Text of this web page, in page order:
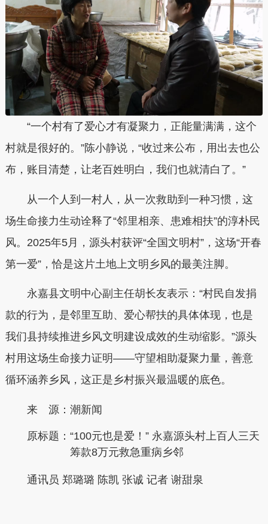
“一个村有了爱心才有凝聚力，正能量满满，这个
村就是很好的。”陈小静说，“收过来公布，用出去也公
布，账目清楚，让老百姓明白，我们也就清白了。”
从一个人到一村人，从一次救助到一种习惯，这
场生命接力生动诠释了“邻里相亲、患难相扶”的淳朴民
风。2025年5月，源头村获评“全国文明村”，这场“开春
第一爱”，恰是这片土地上文明乡风的最美注脚。
永嘉县文明中心副主任胡长友表示：“村民自发捐
款的行为，是邻里互助、爱心帮扶的具体体现，也是
我们县持续推进乡风文明建设成效的生动缩影。”源头
村用这场生命接力证明——守望相助凝聚力量，善意
循环涵养乡风，这正是乡村振兴最温暖的底色。
来 源：潮新闻
原标题： “100元也是爱！” 永嘉源头村上百人三天
筹款8万元救急重病乡邻
通讯员 郑璐璐 陈凯 张诚 记者 谢甜泉